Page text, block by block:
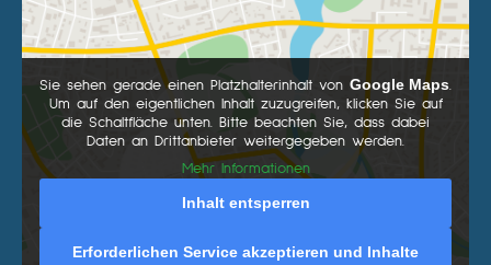
Sie sehen gerade einen Platzhalterinhalt von Google Maps.
Um auf den eigentlichen Inhalt zuzugreifen, klicken Sie auf
die Schaltfläche unten. Bitte beachten Sie, dass dabei
Daten an Drittanbieter weitergegeben werden.
Mehr Informationen
Inhalt entsperren
Erforderlichen Service akzeptieren und Inhalte